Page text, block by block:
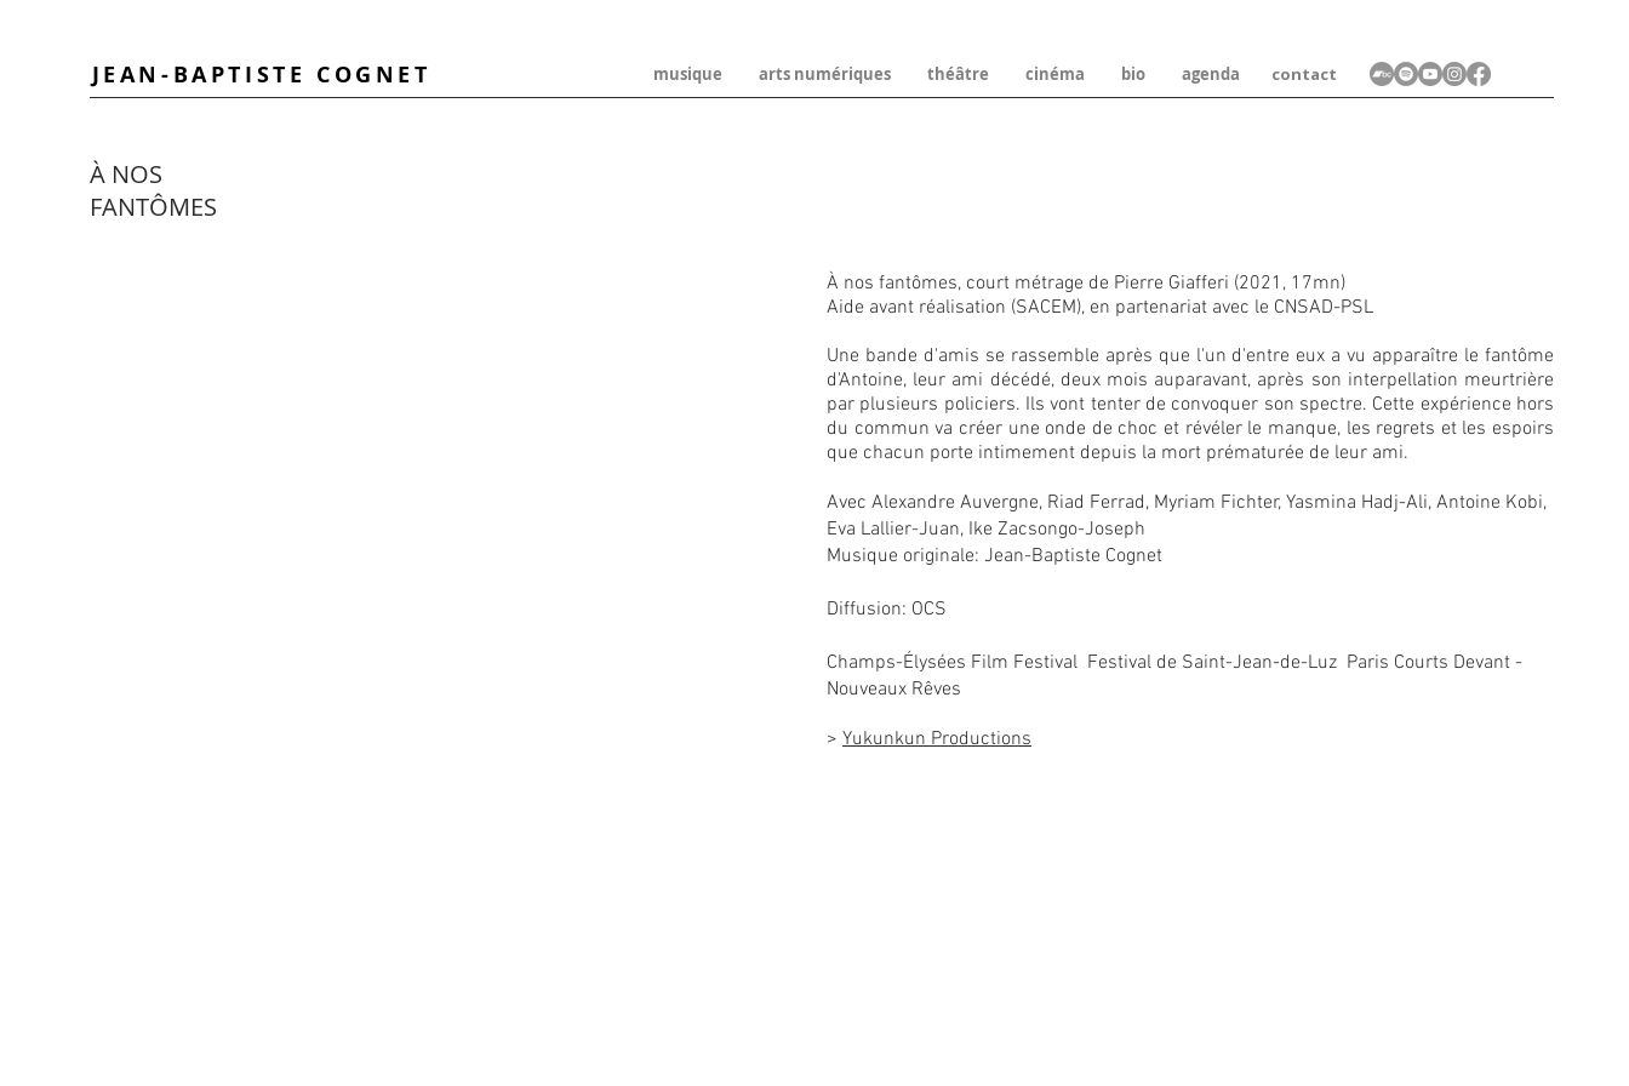
JEAN-BAPTISTE COGNET musique arts numériques théâtre cinéma bio agenda contact
À NOS
FANTÔMES
À nos fantômes, court métrage de Pierre Giafferi (2021, 17mn)
Aide avant réalisation (SACEM), en partenariat avec le CNSAD-PSL
Une bande d'amis se rassemble après que l'un d'entre eux a vu apparaître le fantôme
d'Antoine, leur ami décédé, deux mois auparavant, après son interpellation meurtrière
par plusieurs policiers. Ils vont tenter de convoquer son spectre. Cette expérience hors
du commun va créer une onde de choc et révéler le manque, les regrets et les espoirs
que chacun porte intimement depuis la mort prématurée de leur ami.
Avec Alexandre Auvergne, Riad Ferrad, Myriam Fichter, Yasmina Hadj-Ali, Antoine Kobi,
Eva Lallier-Juan, Ike Zacsongo-Joseph
Musique originale: Jean-Baptiste Cognet
Diffusion: OCS
Champs-Élysées Film Festival ­­ Festival de Saint-Jean-de-Luz ­­ Paris Courts Devant ­­
Nouveaux Rêves
> Yukunkun Productions